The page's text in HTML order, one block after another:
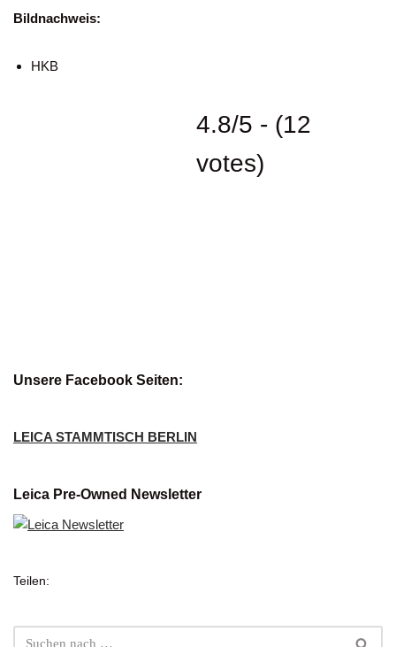
Bildnachweis:
HKB
4.8/5 - (12
votes)
Unsere Facebook Seiten:
LEICA STAMMTISCH BERLIN
Leica Pre-Owned Newsletter
Teilen: